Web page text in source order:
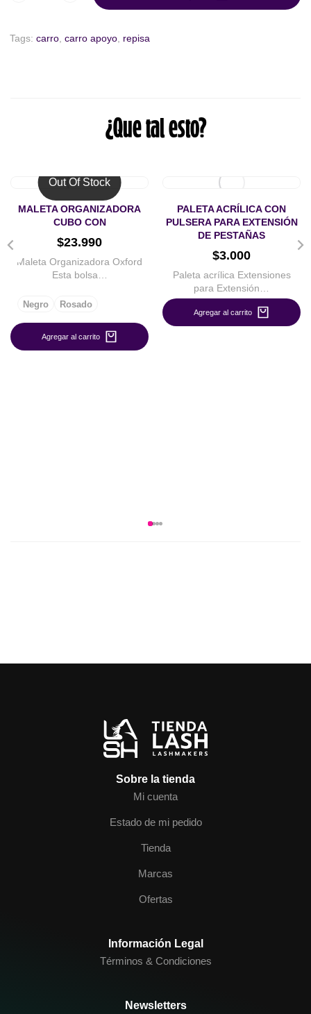
Tags: carro carro apoyo repisa
¿Que tal esto?
Out Of Stock
Negro Rosado
MALETA ORGANIZADORA
CUBO CON
$23.990
Maleta Organizadora Oxford
Esta bolsa…
Agregar al carrito
PALETA ACRÍLICA CON
PULSERA PARA EXTENSIÓN
DE PESTAÑAS
$3.000
Paleta acrílica Extensiones
para Extensión…
Agregar al carrito
Sobre la tienda
Mi cuenta
Estado de mi pedido
Tienda
Marcas
Ofertas
Información Legal
Términos & Condiciones
Newsletters